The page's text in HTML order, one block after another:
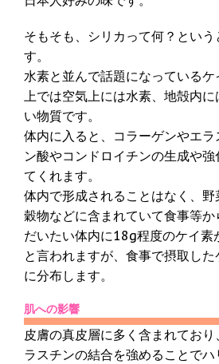
そもそも、シリカって何？とい
す。
水素と並んで話題になっている
上では空気上には水素、地殻内
い物質です。
体内に入ると、コラーゲンやエラ
ン酸やコンドロイチンの生成や
てくれます。
体内で形成されることはなく、野
穀物などに含まれていて食事等か
だいたい体内に18g程度のケイ素
と言われますが、食事で摂取し
に分布します。
肌への影響
皮膚の真皮層に多く含まれてお
ラスチンの結合を強めることでハ